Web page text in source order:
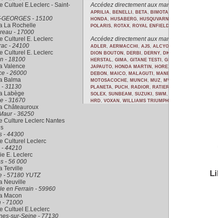
Accédez directement aux marques des motos
APRILIA, BENELLI , BETA, BIMOTA
HONDA, HUSABERG, HUSQUVARNA
POLARIS, ROTAX, ROYAL ENFIELD
Accédez directement aux marques des motos
ADLER, AERMACCHI , AJS, ALCYON
DION BOUTON , DERBI , DERNY, DKW
HERSTAL, GIMA, GITANE TESTI , GNOME RHONE
JAPAUTO, HONDA MARTIN , HOREX
DEBON , MAICO, MALAGUTI , MANET
MOTOSACOCHE, MUNCH , MUZ, MV AGUSTA
PLANETA, PUCH , RADIOR, RATIER
SOLEX, SUNBEAM , SUZUKI , SWM ,
HRD, VOXAN , WILLIAMS TRIUMPH
Cultuel E.Leclerc - Saint-
GEORGES - 15100
La Rochelle
- 17000
Culturel E. Leclerc
- 24100
Culturel E. Leclerc
- 18100
Valence
- 26000
Balma
- 31130
Labège
- 31670
Châteauroux
- 36250
Culture Leclerc Nantes
- 44300
Culturel Leclerc
- 44210
E. Leclerc
- 56 000
Terville
- 57180 YUTZ
Neuville
en Ferrain - 59960
Macon
- 71000
Cultuel E.Leclerc
sur-Seine - 77130